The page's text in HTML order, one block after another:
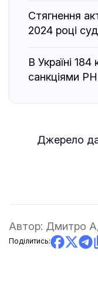
Стягнення
2024 році
В Україні
санкціями
Джерело
Автор: Дмитро
Поділитись: